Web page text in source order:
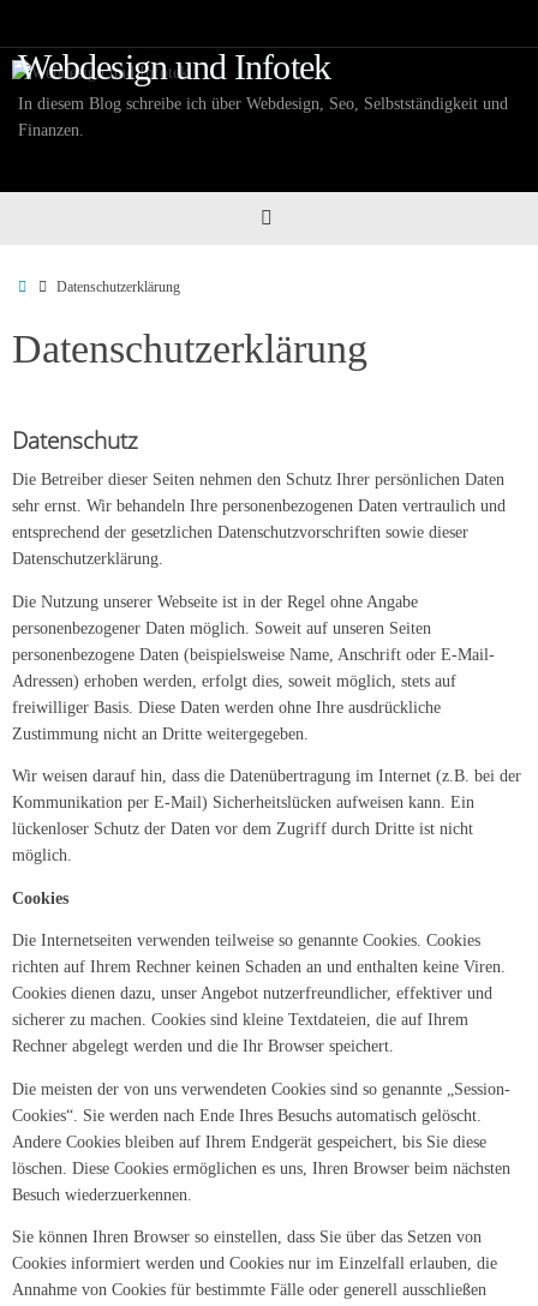
springen
Webdesign und Infotek
In diesem Blog schreibe ich über Webdesign, Seo, Selbstständigkeit und
Finanzen.
StartDatenschutzerklärung
Datenschutzerklärung
Datenschutz
Die Betreiber dieser Seiten nehmen den Schutz Ihrer persönlichen Daten
sehr ernst. Wir behandeln Ihre personenbezogenen Daten vertraulich und
entsprechend der gesetzlichen Datenschutzvorschriften sowie dieser
Datenschutzerklärung.
Die Nutzung unserer Webseite ist in der Regel ohne Angabe
personenbezogener Daten möglich. Soweit auf unseren Seiten
personenbezogene Daten (beispielsweise Name, Anschrift oder E-Mail-
Adressen) erhoben werden, erfolgt dies, soweit möglich, stets auf
freiwilliger Basis. Diese Daten werden ohne Ihre ausdrückliche
Zustimmung nicht an Dritte weitergegeben.
Wir weisen darauf hin, dass die Datenübertragung im Internet (z.B. bei der
Kommunikation per E-Mail) Sicherheitslücken aufweisen kann. Ein
lückenloser Schutz der Daten vor dem Zugriff durch Dritte ist nicht
möglich.
Cookies
Die Internetseiten verwenden teilweise so genannte Cookies. Cookies
richten auf Ihrem Rechner keinen Schaden an und enthalten keine Viren.
Cookies dienen dazu, unser Angebot nutzerfreundlicher, effektiver und
sicherer zu machen. Cookies sind kleine Textdateien, die auf Ihrem
Rechner abgelegt werden und die Ihr Browser speichert.
Die meisten der von uns verwendeten Cookies sind so genannte „Session-
Cookies“. Sie werden nach Ende Ihres Besuchs automatisch gelöscht.
Andere Cookies bleiben auf Ihrem Endgerät gespeichert, bis Sie diese
löschen. Diese Cookies ermöglichen es uns, Ihren Browser beim nächsten
Besuch wiederzuerkennen.
Sie können Ihren Browser so einstellen, dass Sie über das Setzen von
Cookies informiert werden und Cookies nur im Einzelfall erlauben, die
Annahme von Cookies für bestimmte Fälle oder generell ausschließen